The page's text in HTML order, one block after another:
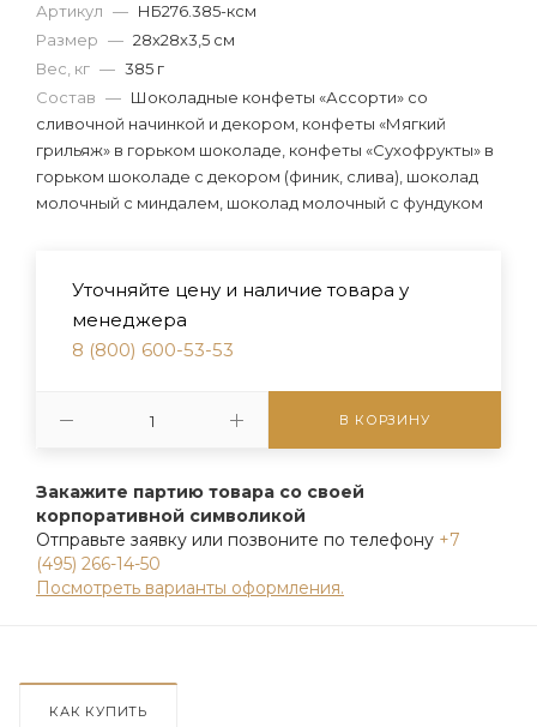
Артикул — НБ276.385-ксм
Размер — 28х28х3,5 см
Вес, кг — 385 г
Состав — Шоколадные конфеты «Ассорти» со
сливочной начинкой и декором, конфеты «Мягкий
грильяж» в горьком шоколаде, конфеты «Сухофрукты» в
горьком шоколаде с декором (финик, слива), шоколад
молочный с миндалем, шоколад молочный с фундуком
Уточняйте цену и наличие товара у
менеджера
8 (800) 600-53-53
В КОРЗИНУ
Закажите партию товара со своей
корпоративной символикой
Отправьте заявку или позвоните по телефону +7
(495) 266-14-50
Посмотреть варианты оформления.
КАК КУПИТЬ